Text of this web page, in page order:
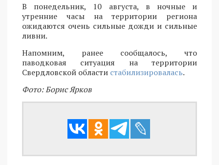
В понедельник, 10 августа, в ночные и
утренние часы на территории региона
ожидаются очень сильные дожди и сильные
ливни.
Напомним, ранее сообщалось, что
паводковая ситуация на территории
Свердловской области стабилизировалась.
Фото: Борис Ярков